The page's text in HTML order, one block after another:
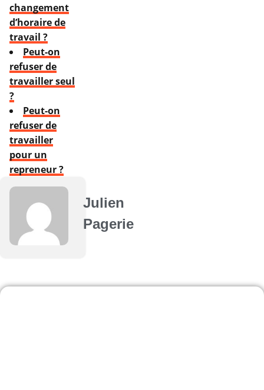
changement
d’horaire de
travail ?
Peut-on
refuser de
travailler seul
?
Peut-on
refuser de
travailler
pour un
repreneur ?
Julien
Pagerie